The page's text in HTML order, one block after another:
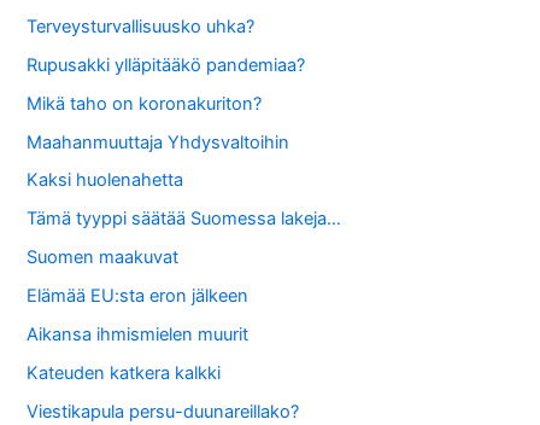
Terveysturvallisuusko uhka?
Rupusakki ylläpitääkö pandemiaa?
Mikä taho on koronakuriton?
Maahanmuuttaja Yhdysvaltoihin
Kaksi huolenahetta
Tämä tyyppi säätää Suomessa lakeja…
Suomen maakuvat
Elämää EU:sta eron jälkeen
Aikansa ihmismielen muurit
Kateuden katkera kalkki
Viestikapula persu-duunareillako?